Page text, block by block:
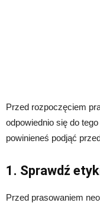
Przed rozpoczęciem
odpowiednio się do
powinieneś podjąć
1. Sprawdź
Przed prasowaniem